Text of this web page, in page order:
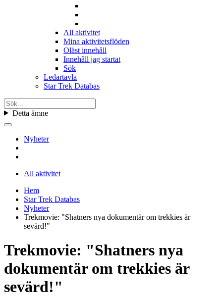
All aktivitet
Mina aktivitetsflöden
Oläst innehåll
Innehåll jag startat
Sök
Ledartavla
Star Trek Databas
Detta ämne
Nyheter
All aktivitet
Hem
Star Trek Databas
Nyheter
Trekmovie: "Shatners nya dokumentär om trekkies är
sevärd!"
Trekmovie: "Shatners nya
dokumentär om trekkies är
sevärd!"